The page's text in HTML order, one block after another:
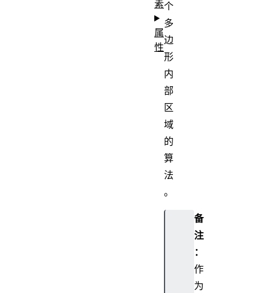
个
多
边
形
内
部
区
域
的
算
法
。
备
注
：
作
为
素
属
性